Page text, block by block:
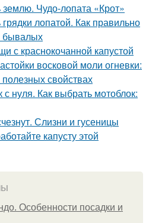
землю. Чудо-лопата «Крот»
лопатой. Как правильно
бывалых
с краснокочанной капустой
восковой моли огневки:
свойствах
нуля. Как выбрать мотоблок:
Слизни и гусеницы
капусту этой
Особенности посадки и